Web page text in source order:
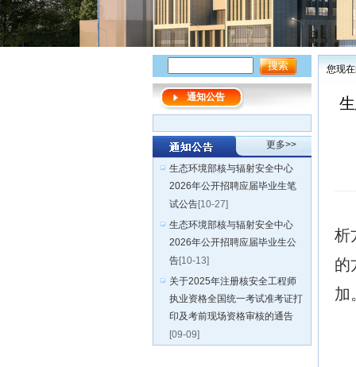
您现
析
的
加
通知公告
更多>>
生态环境部核与辐射安全中心
2026年公开招聘应届毕业生笔
试公告[10-27]
生态环境部核与辐射安全中心
2026年公开招聘应届毕业生公
告[10-13]
关于2025年注册核安全工程师
执业资格全国统一考试准考证打
印及考前现场资格审核的通告
[09-09]